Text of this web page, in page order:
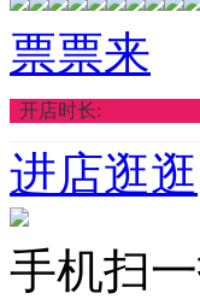
票票来
开店时长:
进店逛逛
手机扫